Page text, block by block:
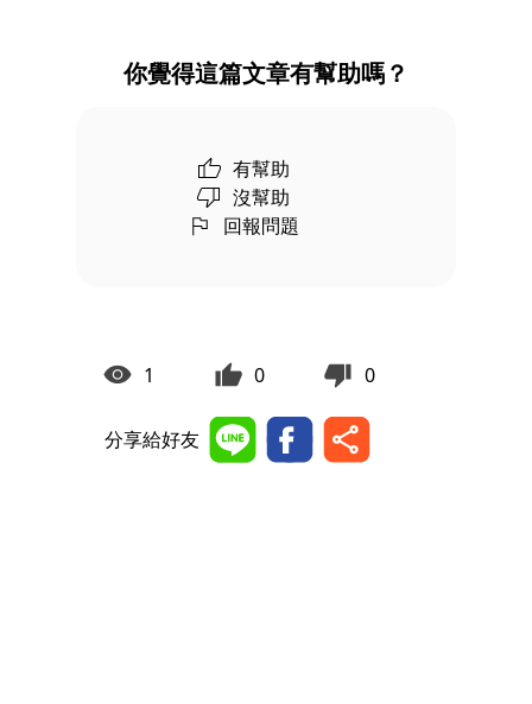
你覺得這篇文章有幫助嗎？
有幫助
沒幫助
回報問題
1 0 0
分享給好友